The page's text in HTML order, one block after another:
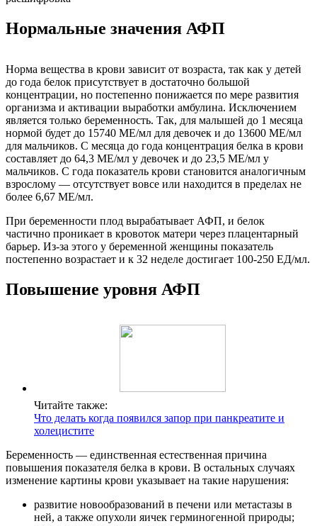
Нормальные значения АФП
Норма вещества в крови зависит от возраста, так как у детей
до года белок присутствует в достаточно большой
концентрации, но постепенно понижается по мере развития
организма и активации выработки амбулина. Исключением
является только беременность. Так, для малышей до 1 месяца
нормой будет до 15740 МЕ/мл для девочек и до 13600 МЕ/мл
для мальчиков. С месяца до года концентрация белка в крови
составляет до 64,3 МЕ/мл у девочек и до 23,5 МЕ/мл у
мальчиков. С года показатель крови становится аналогичным
взрослому — отсутствует вовсе или находится в пределах не
более 6,67 МЕ/мл.
При беременности плод вырабатывает АФП, и белок
частично проникает в кровоток матери через плацентарный
барьер. Из-за этого у беременной женщины показатель
постепенно возрастает и к 32 неделе достигает 100-250 ЕД/мл.
Повышение уровня АФП
Читайте также:
Что делать когда появился запор при панкреатите и
холецистите
Беременность — единственная естественная причина
повышения показателя белка в крови. В остальных случаях
изменение картины крови указывает на такие нарушения:
развитие новообразований в печени или метастазы в
ней, а также опухоли яичек герминогенной природы;